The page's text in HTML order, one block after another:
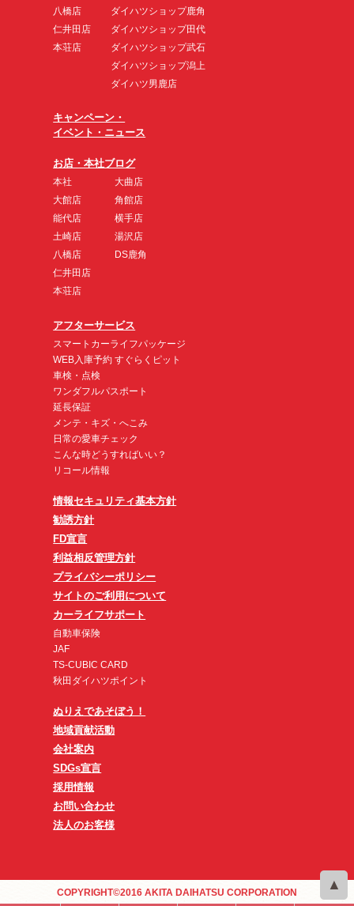
八橋店
仁井田店
本荘店
ダイハツショップ鹿角
ダイハツショップ田代
ダイハツショップ武石
ダイハツショップ潟上
ダイハツ男鹿店
キャンペーン・
イベント・ニュース
お店・本社ブログ
本社
大館店
能代店
土崎店
八橋店
仁井田店
本荘店
大曲店
角館店
横手店
湯沢店
DS鹿角
アフターサービス
スマートカーライフパッケージ
WEB入庫予約 すぐらくピット
車検・点検
ワンダフルパスポート
延長保証
メンテ・キズ・へこみ
日常の愛車チェック
こんな時どうすればいい？
リコール情報
情報セキュリティ基本方針
勧誘方針
FD宣言
利益相反管理方針
プライバシーポリシー
サイトのご利用について
カーライフサポート
自動車保険
JAF
TS-CUBIC CARD
秋田ダイハツポイント
ぬりえであそぼう！
地域貢献活動
会社案内
SDGs宣言
採用情報
お問い合わせ
法人のお客様
COPYRIGHT©2016 AKITA DAIHATSU CORPORATION